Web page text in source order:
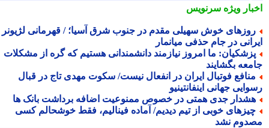
ویژهسرنویس
خوش سهیلی مقدم در جنوب شرق آسیا؛ / قهرمانی لژیونر
در جام حذفی میانمار
ما امروز نیازمند دانشمندانی هستیم که گره از مشکلات
بگشایند
فوتبال ایران در انفعال نیست/ سکوت مهدی تاج در قبال
جهانی اینفانتینیو
جدی همتی در خصوص ممنوعیت اضافه برداشت بانک ها
خوبی از تیم دیدیم/ آماده فینالیم، فقط خوشحالم کسی
نشد